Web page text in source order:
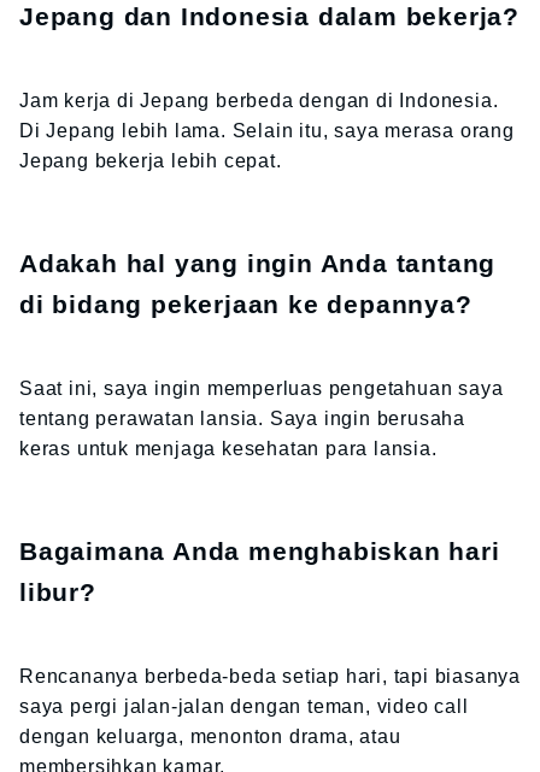
Jepang dan Indonesia dalam bekerja?
Jam kerja di Jepang berbeda dengan di Indonesia.
Di Jepang lebih lama. Selain itu, saya merasa orang
Jepang bekerja lebih cepat.
Adakah hal yang ingin Anda tantang
di bidang pekerjaan ke depannya?
Saat ini, saya ingin memperluas pengetahuan saya
tentang perawatan lansia. Saya ingin berusaha
keras untuk menjaga kesehatan para lansia.
Bagaimana Anda menghabiskan hari
libur?
Rencananya berbeda-beda setiap hari, tapi biasanya
saya pergi jalan-jalan dengan teman, video call
dengan keluarga, menonton drama, atau
membersihkan kamar.